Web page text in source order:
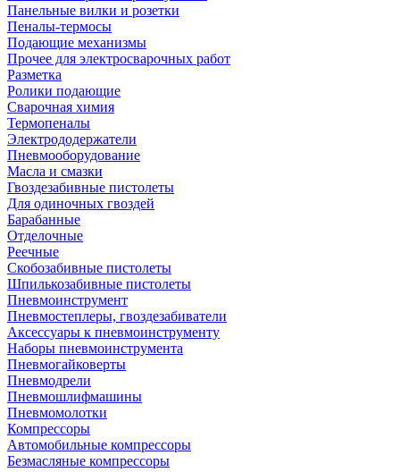
Панельные вилки и розетки
Пеналы-термосы
Подающие механизмы
Прочее для электросварочных работ
Разметка
Ролики подающие
Сварочная химия
Термопеналы
Электрододержатели
Пневмооборудование
Масла и смазки
Гвоздезабивные пистолеты
Для одиночных гвоздей
Барабанные
Отделочные
Реечные
Скобозабивные пистолеты
Шпилькозабивные пистолеты
Пневмоинструмент
Пневмостеплеры, гвоздезабиватели
Аксессуары к пневмоинструменту
Наборы пневмоинструмента
Пневмогайковерты
Пневмодрели
Пневмошлифмашины
Пневмомолотки
Компрессоры
Автомобильные компрессоры
Безмасляные компрессоры